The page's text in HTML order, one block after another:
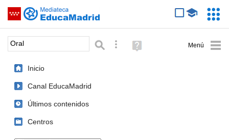
Saltar navegación
Palabra o frase: Búsqueda avanzada
Ayuda
(en
Inicio
Canal EducaMadrid
Últimos contenidos
Centros